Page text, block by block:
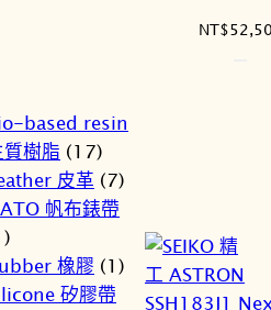
based resin
質樹脂 (17)
皮革 (7)
帆布錶帶
橡膠 (1)
矽膠帶
NT$